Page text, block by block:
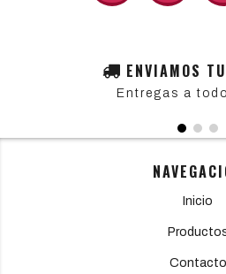
ENVIAMOS
Entregas a
Inicio
Contacto